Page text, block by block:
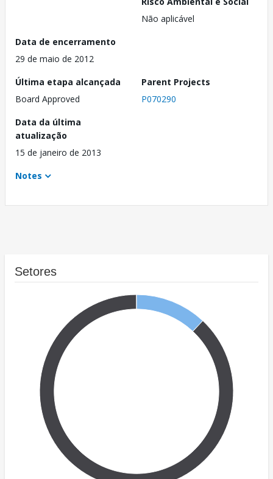
Não aplicável
Data de encerramento
29 de maio de 2012
Última etapa alcançada
Board Approved
Parent Projects
P070290
Data da última
atualização
15 de janeiro de 2013
Notes
Setores